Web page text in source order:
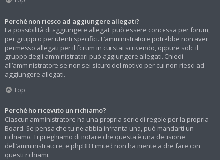
Perché non riesco ad aggiungere allegati?
La possibilità di aggiungere allegati può essere concessa per forum,
per gruppi o per utenti specifici. L’amministratore potrebbe non aver
permesso allegati per il forum in cui stai scrivendo, oppure solo il
gruppo degli amministratori può aggiungere allegati. Chiedi
all’amministratore se non sei sicuro del motivo per cui non riesci ad
aggiungere allegati.
Top
Perché ho ricevuto un richiamo?
Ciascun amministratore ha una propria serie di regole per la propria
Board. Se pensa che tu ne abbia infranta una, può mandarti un
richiamo. Ti preghiamo di notare che questa è una decisione
dell’amministratore, e phpBB Limited non ha niente a che fare con
questi richiami.